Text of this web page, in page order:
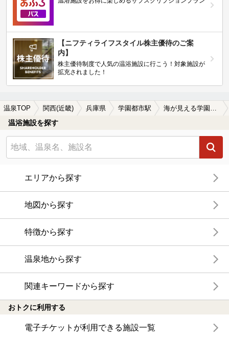
【ニフティライフスタイル株主優待のご案
内】
株主優待制度で人気の温浴施設に行こう！対象施設が
拡充されました！
温泉TOP 関西(近畿) 兵庫県 学園都市駅 海が見える学園都市駅近くの温泉、日帰り温泉、スーパー銭湯おすすめ
温浴施設を探す
エリアから探す
地図から探す
特徴から探す
温泉地から探す
関連キーワードから探す
おトクに利用する
電子チケットが利用できる施設一覧